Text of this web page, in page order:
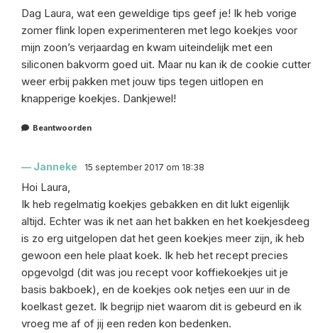
Dag Laura, wat een geweldige tips geef je! Ik heb vorige
zomer flink lopen experimenteren met lego koekjes voor
mijn zoon’s verjaardag en kwam uiteindelijk met een
siliconen bakvorm goed uit. Maar nu kan ik de cookie cutter
weer erbij pakken met jouw tips tegen uitlopen en
knapperige koekjes. Dankjewel!
Beantwoorden
Janneke 15 september 2017 om 18:38
Hoi Laura,
Ik heb regelmatig koekjes gebakken en dit lukt eigenlijk
altijd. Echter was ik net aan het bakken en het koekjesdeeg
is zo erg uitgelopen dat het geen koekjes meer zijn, ik heb
gewoon een hele plaat koek. Ik heb het recept precies
opgevolgd (dit was jou recept voor koffiekoekjes uit je
basis bakboek), en de koekjes ook netjes een uur in de
koelkast gezet. Ik begrijp niet waarom dit is gebeurd en ik
vroeg me af of jij een reden kon bedenken.